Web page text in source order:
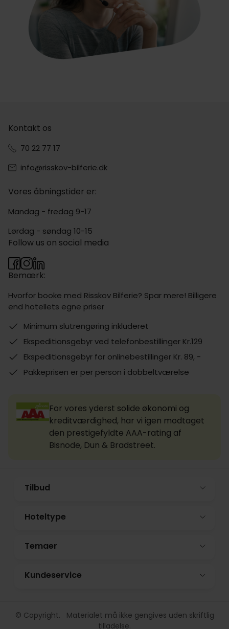
Kontakt os
70 22 77 17
info@risskov-bilferie.dk
Vores åbningstider er:
Mandag - fredag 9-17
Lørdag - søndag 10-15
Bemærk:
Hvorfor booke med Risskov Bilferie? Spar mere! Billigere
end hotellets egne priser
Minimum slutrengøring inkluderet
Ekspeditionsgebyr ved telefonbestillinger Kr.129
Ekspeditionsgebyr for onlinebestillinger Kr. 89, -
Pakkeprisen er per person i dobbeltværelse
Follow us on social media
For vores yderst solide økonomi og
kreditværdighed, har vi igen modtaget
den prestigefyldte AAA-rating af
Bisnode, Dun & Bradstreet.
Tilbud
Hoteltype
Temaer
Kundeservice
© Copyright. Materialet må ikke gengives uden skriftlig
tilladelse.